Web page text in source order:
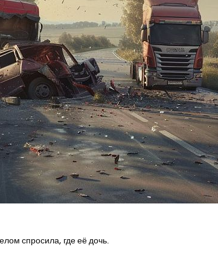
спросила, где её дочь.